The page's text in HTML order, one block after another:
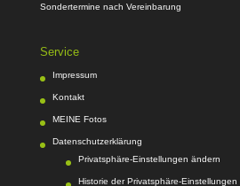
Sondertermine nach Vereinbarung
Service
Impressum
Kontakt
MEINE Fotos
Datenschutzerklärung
Privatsphäre-Einstellungen ändern
Historie der Privatsphäre-Einstellungen